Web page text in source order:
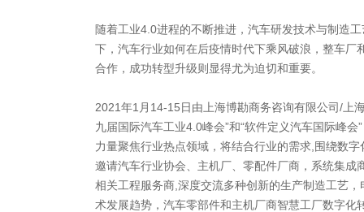
随着工业4.0进程的不断推进，汽车研发技术与制造
下，汽车行业如何在后疫情时代下乘风破浪，整车厂
合作，成功转型升级则显得尤为迫切和重要。
2021年1月14-15日由上海博勘商务咨询有限公司/上
九届国际汽车工业4.0峰会”和“软件定义汽车国际峰
力量聚焦行业热点领域，将结合行业的需求,围绕数
邀请汽车行业协会、主机厂、零配件厂商，系统集成
相关工程服务商,深度交流多种创新的生产制造工艺
术发展趋势，汽车零部件和主机厂商智慧工厂数字化